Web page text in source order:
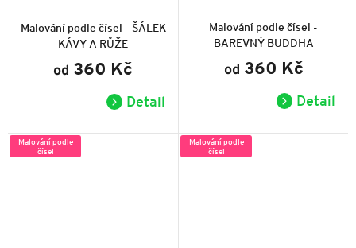
Malování podle čísel - ŠÁLEK
KÁVY A RŮŽE
produktu
je
5,0
5
od 360 Kč
Detail
Malování podle čísel -
BAREVNÝ BUDDHA
produktu
je
5,0
5
od 360 Kč
Detail
Malování podle
čísel
Malování podle
čísel